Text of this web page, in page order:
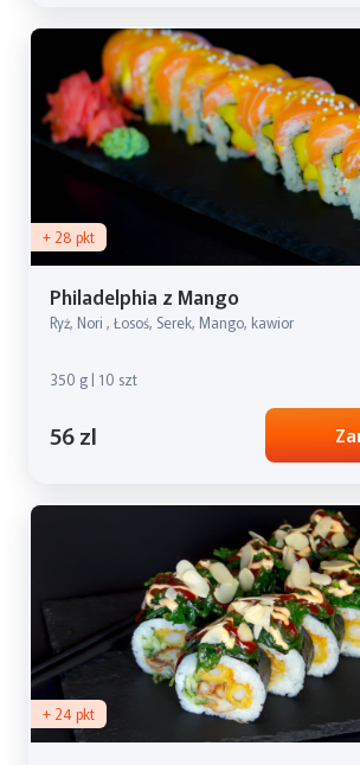
+ 28 pkt
Philadelphia z Mango
Ryż, Nori , Łosoś, Serek, Mango, kawior
350 g | 10 szt
56 zl
+ 24 pkt